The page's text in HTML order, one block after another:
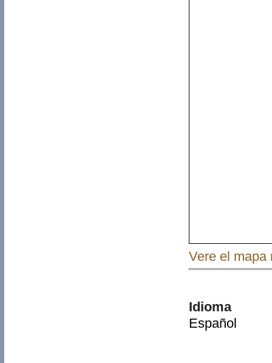
Vere el mapa
Idioma
Español